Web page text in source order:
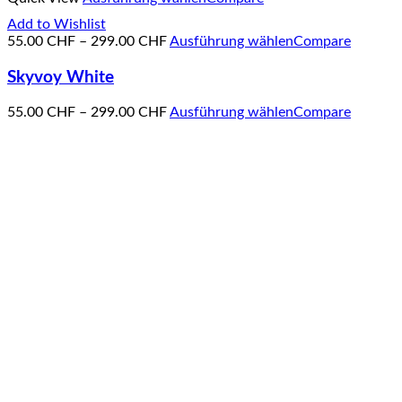
Add to Wishlist
55.00 CHF – 299.00 CHFAusführung wählenCompare
Skyvoy White
55.00 CHF – 299.00 CHFAusführung wählenCompare